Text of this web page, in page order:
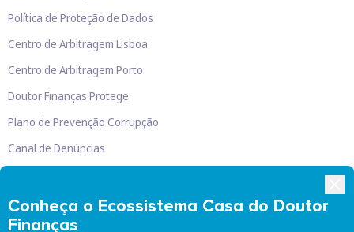
Conheça o Ecossistema Casa do Doutor
Finanças
Política de Proteção de Dados
Centro de Arbitragem Lisboa
Centro de Arbitragem Porto
Doutor Finanças Protege
Plano de Prevenção Corrupção
Canal de Denúncias